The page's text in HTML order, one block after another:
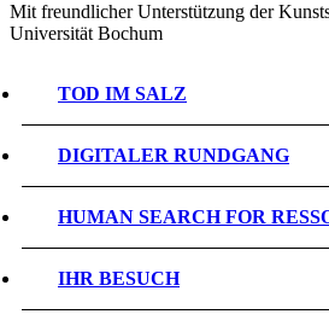
Mit freundlicher Unterstützung der
Universität Bochum
TOD IM SALZ
DIGITALER RUNDGANG
HUMAN SEARCH FOR
IHR BESUCH